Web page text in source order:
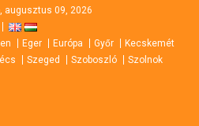
augusztus 09, 2026
Eger Európa Győr
Kecskemét
Szeged Szoboszló Szolnok